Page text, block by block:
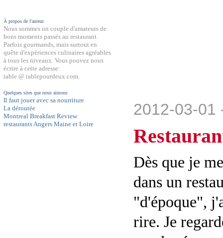
À propos de l'auteur
Nous sommes un couple d'amateurs de
bons moments passés au restaurant.
Parfois gourmands, mais surtout en
quête d'expériences culinaires agréables
à tous les niveaux. Vous pouvez nous
écrire à cette adresse:
table @ tablepourdeux.com.
Quelques sites que nous aimons
Il faut jouer avec sa nourriture
La déroutée
Montreal Breakfast Review
restaurants Angers Maine et Loire
2012-03-01
Dès que je
dans un
"d'époque",
rire. Je